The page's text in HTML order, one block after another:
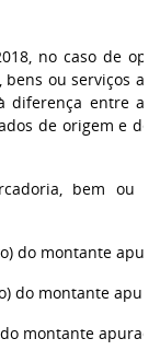
no caso de
ou serviços a
diferença entre a
de origem e de
bem ou
do montante
do montante
montante